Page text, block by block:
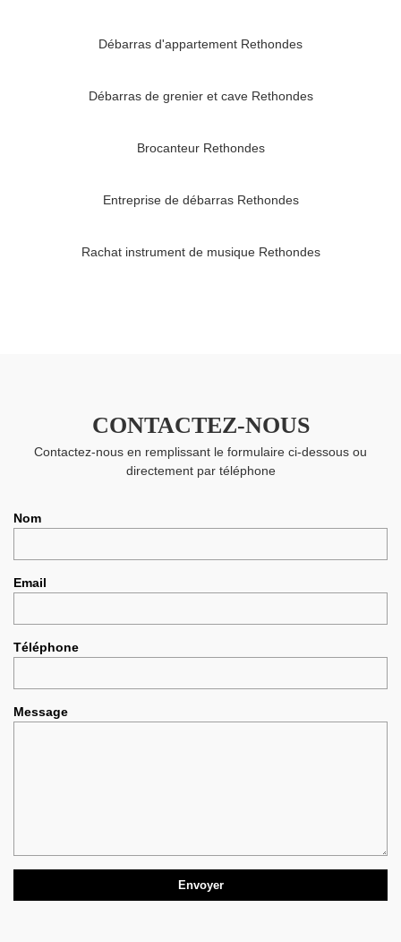
Débarras d'appartement Rethondes
Débarras de grenier et cave Rethondes
Brocanteur Rethondes
Entreprise de débarras Rethondes
Rachat instrument de musique Rethondes
CONTACTEZ-NOUS
Contactez-nous en remplissant le formulaire ci-dessous ou
directement par téléphone
Nom
Email
Téléphone
Message